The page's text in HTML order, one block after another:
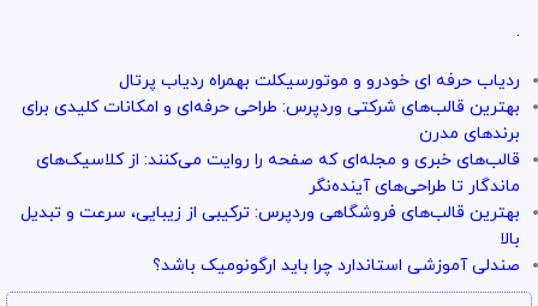
با خیال راحت میتونی از خدمات و سرویس ها استفاده کنی
.
ردیاب حرفه ای خودرو و موتورسیکلت بهمراه ردیاب پرتال
بهترین قالب‌های شرکتی وردپرس: طراحی حرفه‌ای و امکانات کلیدی برای
برندهای مدرن
قالب‌های خبری و مجله‌ای که صفحه را روایت می‌کنند: از کلاسیک‌های
ماندگار تا طراحی‌های آینده‌نگر
بهترین قالب‌های فروشگاهی وردپرس: ترکیبی از زیبایی، سرعت و تبدیل
بالا
صندلی آموزشی استاندارد چرا باید ارگونومیک باشد؟